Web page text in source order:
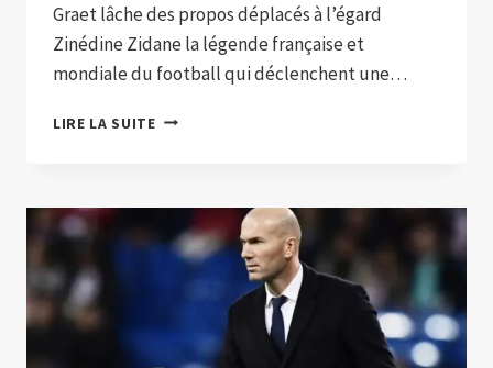
Graet lâche des propos déplacés à l’égard
Zinédine Zidane la légende française et
mondiale du football qui déclenchent une…
LIRE LA SUITELE
BOMBE
SUR
ZIDANE
DURANT
INTERVIEW